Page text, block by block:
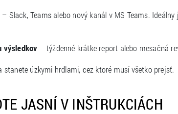
– Slack, Teams alebo nový kanál v MS Teams.
výsledkov – týždenné krátke report alebo mesačná
stanete úzkymi hrdlami, cez ktoré musí všetko prejsť.
JASNÍ V INŠTRUKCIÁCH